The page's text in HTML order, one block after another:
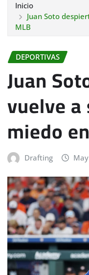
Inicio
Juan Soto
MLB
DEPORTIVAS
Juan
vuelve
miedo
Drafting